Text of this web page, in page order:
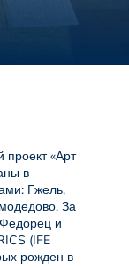
проект «Арт
в
Гжель,
За
и
(IFE
рожден в